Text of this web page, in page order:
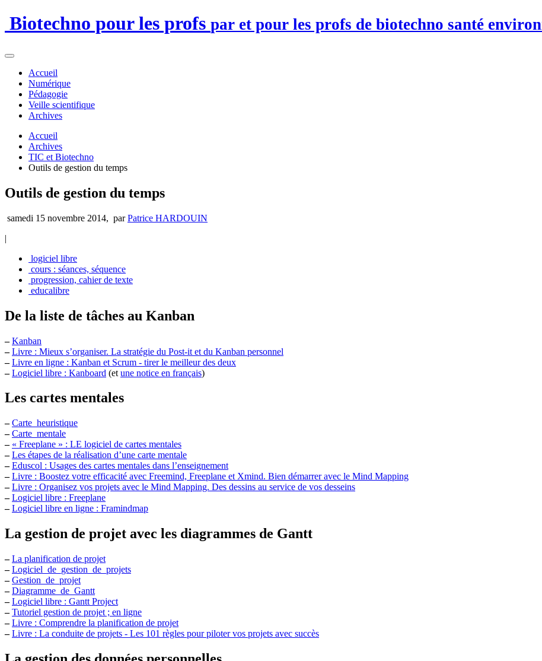
Biotechno pour les profs par et pour les profs de biotechno santé
Accueil
Numérique
Pédagogie
Veille scientifique
Archives
Accueil
Archives
TIC et Biotechno
Outils de gestion du temps
Outils de gestion du temps
samedi 15 novembre 2014, parPatrice HARDOUIN
|
logiciel libre
cours : séances, séquence
progression, cahier de texte
educalibre
De la liste de tâches au Kanban
– Kanban
– Livre : Mieux s’organiser. La stratégie du Post-it et du Kanban personnel
– Livre en ligne : Kanban et Scrum - tirer le meilleur des deux
– Logiciel libre : Kanboard (et une notice en français)
Les cartes mentales
– Carte_heuristique
– Carte_mentale
– « Freeplane » : LE logiciel de cartes mentales
– Les étapes de la réalisation d’une carte mentale
– Eduscol : Usages des cartes mentales dans l’enseignement
– Livre : Boostez votre efficacité avec Freemind, Freeplane et Xmind. Bien démarrer avec le Mind Mapping
– Livre : Organisez vos projets avec le Mind Mapping. Des dessins au service de vos desseins
– Logiciel libre : Freeplane
– Logiciel libre en ligne : Framindmap
La gestion de projet avec les diagrammes de Gantt
– La planification de projet
– Logiciel_de_gestion_de_projets
– Gestion_de_projet
– Diagramme_de_Gantt
– Logiciel libre : Gantt Project
– Tutoriel gestion de projet ; en ligne
– Livre : Comprendre la planification de projet
– Livre : La conduite de projets - Les 101 règles pour piloter vos projets avec succès